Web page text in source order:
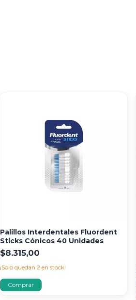
Palillos Interdentales Fluordent
Sticks Cónicos 40 Unidades
$8.315,00
¡Solo quedan 2 en stock!